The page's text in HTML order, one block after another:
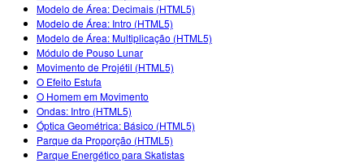
Modelo de Área: Decimais (HTML5)
Modelo de Área: Intro (HTML5)
Modelo de Área: Multiplicação (HTML5)
Módulo de Pouso Lunar
Movimento de Projétil (HTML5)
O Efeito Estufa
O Homem em Movimento
Ondas: Intro (HTML5)
Óptica Geométrica: Básico (HTML5)
Parque da Proporção (HTML5)
Parque Energético para Skatistas